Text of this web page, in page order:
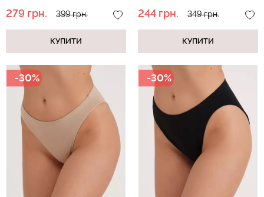
279 грн. 399 грн.
КУПИТИ
244 грн. 349 грн.
КУПИТИ
-30% -30%